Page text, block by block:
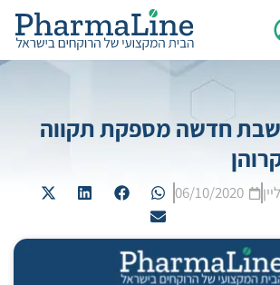
חדשה מספקת תקווה
06/10/2020